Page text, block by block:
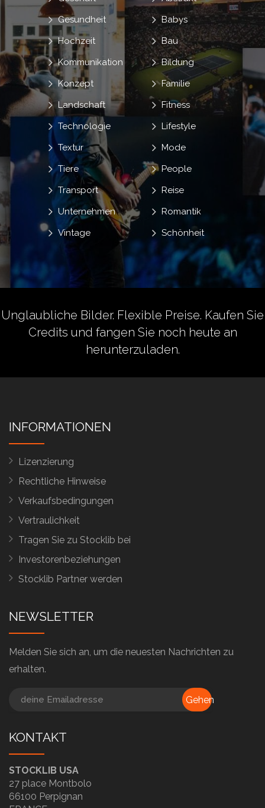
Babys
Bau
Bildung
Familie
Fitness
Gesundheit
Hochzeit
Kommunikation
Konzept
Landschaft
Lifestyle
Mode
People
Reise
Romantik
Schönheit
Technologie
Textur
Tiere
Transport
Unternehmen
Vintage
Unglaubliche Bilder. Flexible Preise. Kaufen Sie
Credits und fangen Sie noch heute an
herunterzuladen.
INFORMATIONEN
Lizenzierung
Rechtliche Hinweise
Verkaufsbedingungen
Vertraulichkeit
Tragen Sie zu Stocklib bei
Investorenbeziehungen
Stocklib Partner werden
NEWSLETTER
Melden Sie sich an, um die neuesten Nachrichten zu
erhalten.
Gehen
KONTAKT
STOCKLIB USA
27 place Montbolo
66100 Perpignan